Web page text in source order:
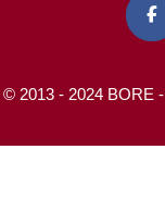

© 2013 - 2024 BORE